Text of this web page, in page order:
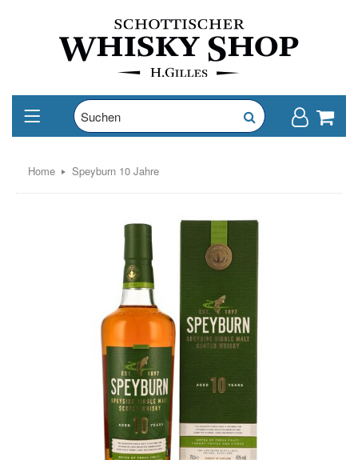
Home Speyburn 10 Jahre